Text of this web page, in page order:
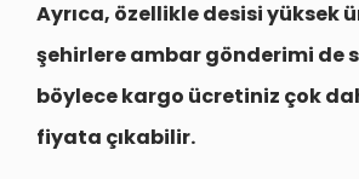
Ayrıca, özellikle desisi yüksek
şehirlereambar gönderimi de
böylece kargo ücretiniz çok
fiyata çıkabilir.